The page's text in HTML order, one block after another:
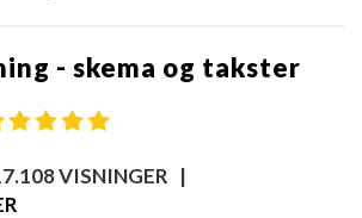
- skema og takster
VISNINGER |